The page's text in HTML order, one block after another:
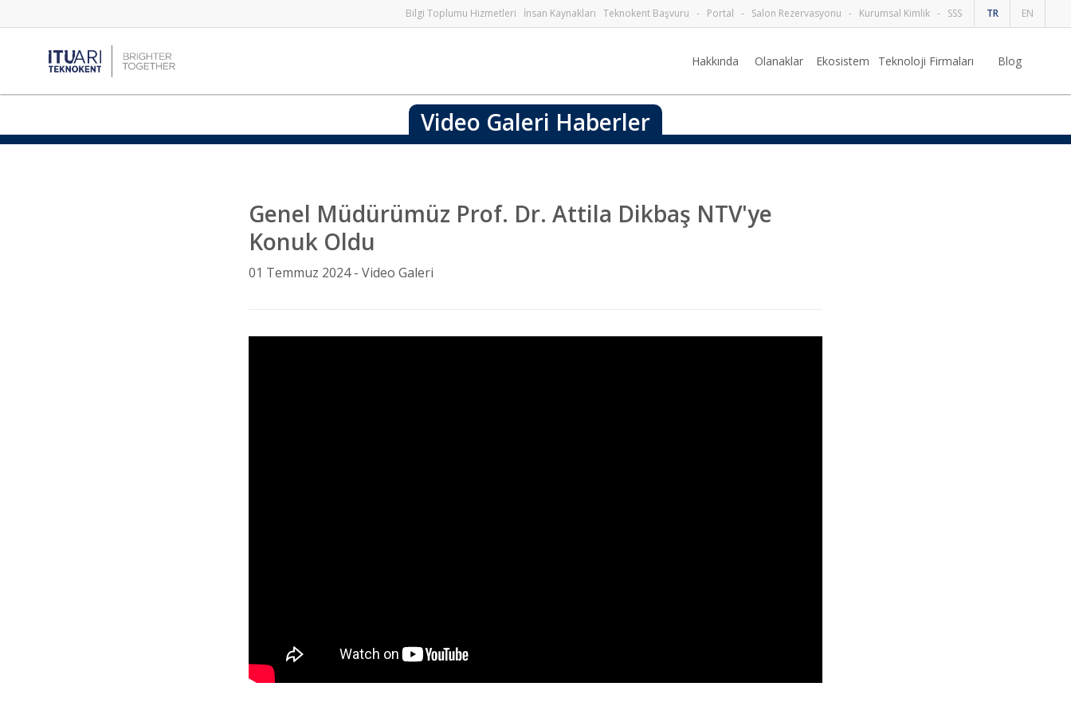
TR EN
Bilgi Toplumu Hizmetleri İnsan Kaynakları Teknokent Başvuru - Portal - Salon Rezervasyonu - Kurumsal Kimlik - SSS
Hakkında Olanaklar Ekosistem Teknoloji Firmaları Blog
Video Galeri Haberler
Genel Müdürümüz Prof. Dr. Attila Dikbaş NTV'ye
Konuk Oldu
01 Temmuz 2024 - Video Galeri